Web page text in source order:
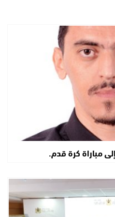
مباراة كرة قدم.